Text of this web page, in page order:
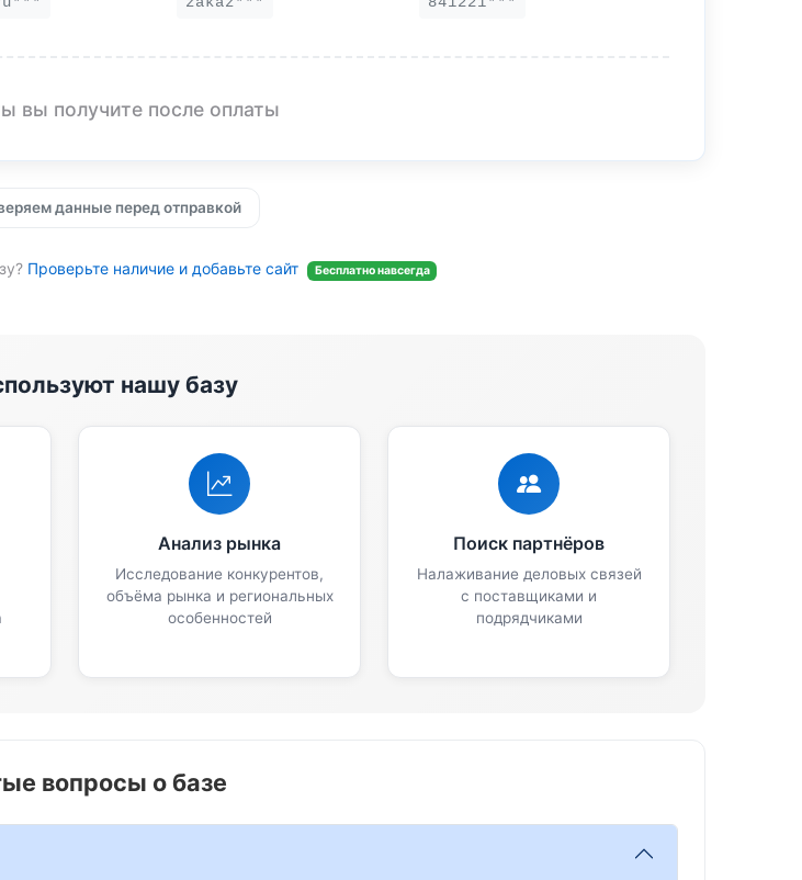
вы получите после оплаты
данные перед отправкой
Проверьте наличие и добавьте сайт Бесплатно навсегда
нашу базу
Анализ рынка
Исследование конкурентов,
объёма рынка и региональных
особенностей
Поиск партнёров
Налаживание деловых связей
с поставщиками и
подрядчиками
вопросы о базе